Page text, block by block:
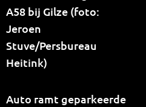
A58 bij Gilze (foto:
Jeroen
Stuve/Persbureau
Heitink)
Auto ramt geparkeerde